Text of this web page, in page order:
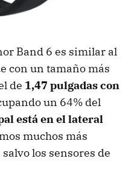
Band 6 es similar al
con un tamaño más
de 1,47 pulgadas con
un 64% del
está en el lateral
muchos más
los sensores de